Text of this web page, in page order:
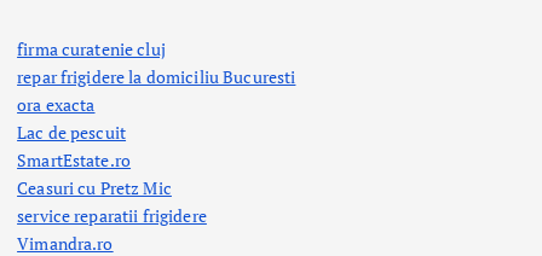
firma curatenie cluj
repar frigidere la domiciliu Bucuresti
ora exacta
Lac de pescuit
SmartEstate.ro
Ceasuri cu Pretz Mic
service reparatii frigidere
Vimandra.ro